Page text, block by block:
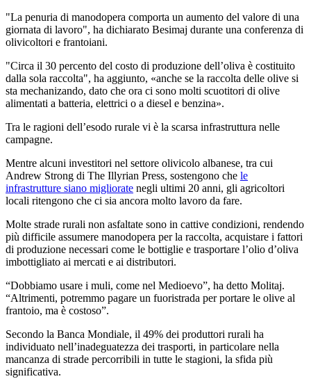
"La penuria di manodopera comporta un aumento del valore di una
giornata di lavoro", ha dichiarato Besimaj durante una conferenza di
olivicoltori e frantoiani.
"Circa il 30 per­cento del costo di pro­duzione dell’oliva è costituito
dalla sola raccolta", ha aggiunto, «anche se la raccolta delle olive si
sta mech­a­ni­z­ando, dato che ora ci sono molti scuotitori di olive
alimentati a batteria, elettrici o a diesel e benzina».
Tra le ragioni dell’esodo rurale vi è la scarsa infrastruttura nelle
campagne.
Mentre alcuni investitori nel settore olivicolo albanese, tra cui
Andrew Strong di The Illyrian Press, sostengono che le
infrastrutture siano migliorate negli ultimi 20 anni, gli agricoltori
locali ritengono che ci sia ancora molto lavoro da fare.
Molte strade rurali non asfaltate sono in cattive condizioni, rendendo
più difficile assumere manodopera per la raccolta, acquistare i fattori
di produzione necessari come le bottiglie e trasportare l’olio d’oliva
imbottigliato ai mercati e ai distributori.
“Dobbiamo usare i muli, come nel Medioevo”, ha detto Molitaj.
“Altrimenti, potremmo pagare un fuoristrada per portare le olive al
frantoio, ma è costoso”.
Secondo la Banca Mondiale, il 49% dei produttori rurali ha
individuato nell’inadeguatezza dei trasporti, in particolare nella
mancanza di strade percorribili in tutte le stagioni, la sfida più
significativa.